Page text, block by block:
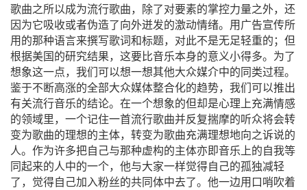
歌曲之所以成为流行歌曲，除了对要素的掌控力量之外，还
因为它吸收或者伪造了向外迸发的激动情绪。用广告宣传所
用的那种语言来撰写歌词和标题，对此不是无足轻重的；但
根据美国的研究结果，这要比音乐本身的意义小得多。为了
想象这一点，我们可以想一想其他大众媒介中的同类过程。
鉴于不断高涨的全部大众媒体整合化的趋势，我们可以推出
有关流行音乐的结论。在一个想象的但却是心理上充满情感
的领域里，一个记住一首流行歌曲并反复揣摩的听众将会转
变为歌曲的理想的主体，转变为歌曲充满理想地向之诉说的
人。作为许多把自己与那种虚构的主体亦即音乐上的自我等
同起来的人中的一个，他与大家一样觉得自己的孤独减轻
了，觉得自己加入粉丝的共同体中去了。他一边用口哨吹着